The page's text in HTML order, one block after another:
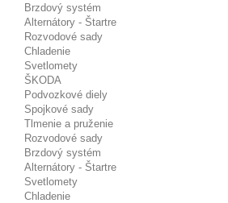
Brzdový systém
Alternátory - Štartre
Rozvodové sady
Chladenie
Svetlomety
ŠKODA
Podvozkové diely
Spojkové sady
Tlmenie a pruženie
Rozvodové sady
Brzdový systém
Alternátory - Štartre
Svetlomety
Chladenie